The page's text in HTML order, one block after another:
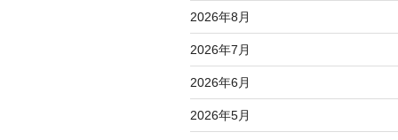
ン
2026年8月
2026年7月
2026年6月
2026年5月